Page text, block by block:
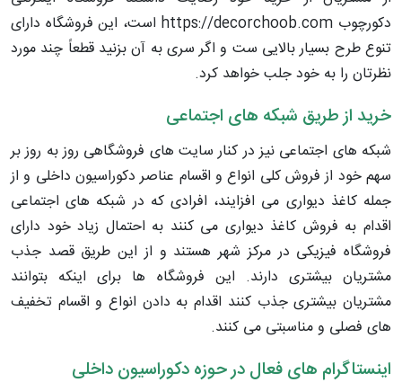
دکورچوب https://decorchoob.com است، این فروشگاه دارای
تنوع طرح بسیار بالایی ست و اگر سری به آن بزنید قطعاً چند مورد
نظرتان را به خود جلب خواهد کرد.
خرید از طریق شبکه های اجتماعی
شبکه های اجتماعی نیز در کنار سایت های فروشگاهی روز به روز بر
سهم خود از فروش کلی انواع و اقسام عناصر دکوراسیون داخلی و از
جمله کاغذ دیواری می افزایند، افرادی که در شبکه های اجتماعی
اقدام به فروش کاغذ دیواری می کنند به احتمال زیاد خود دارای
فروشگاه فیزیکی در مرکز شهر هستند و از این طریق قصد جذب
مشتریان بیشتری دارند. این فروشگاه ها برای اینکه بتوانند
مشتریان بیشتری جذب کنند اقدام به دادن انواع و اقسام تخفیف
های فصلی و مناسبتی می کنند.
اینستاگرام های فعال در حوزه دکوراسیون داخلی